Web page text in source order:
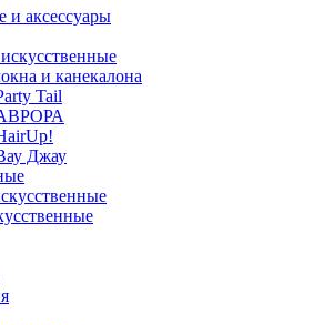
и аксессуары
и канекалона
Tail
Джау